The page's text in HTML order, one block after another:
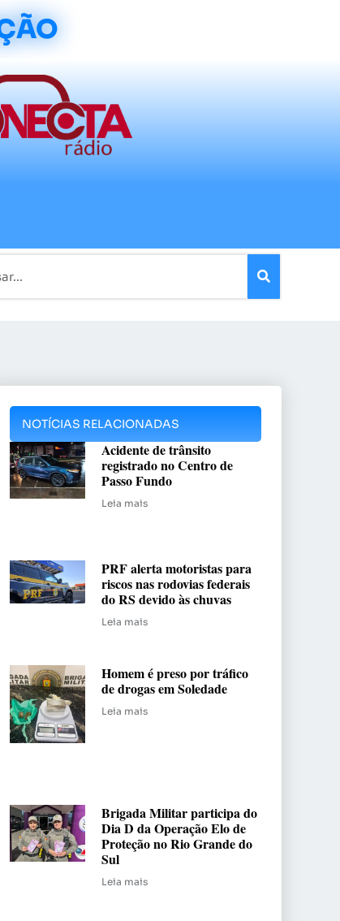
NOTÍCIAS RELACIONADAS
Acidente de trânsito
registrado no Centro de
Passo Fundo
Leia mais
PRF alerta motoristas para
riscos nas rodovias federais
do RS devido às chuvas
Leia mais
Homem é preso por tráfico
de drogas em Soledade
Leia mais
Brigada Militar participa do
Dia D da Operação Elo de
Proteção no Rio Grande do
Sul
Leia mais